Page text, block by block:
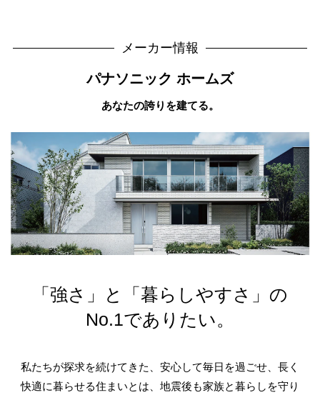
メーカー情報
パナソニック ホームズ
あなたの誇りを建てる。
「強さ」と「暮らしやすさ」の
No.1でありたい。
私たちが探求を続けてきた、安心して毎日を過ごせ、長く
快適に暮らせる住まいとは、地震後も家族と暮らしを守り